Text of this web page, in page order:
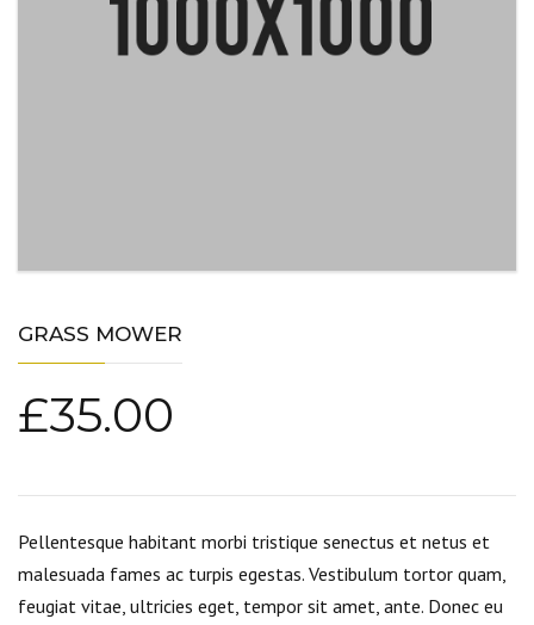
GRASS MOWER
£35.00
Pellentesque habitant morbi tristique senectus et netus et
malesuada fames ac turpis egestas. Vestibulum tortor quam,
feugiat vitae, ultricies eget, tempor sit amet, ante. Donec eu